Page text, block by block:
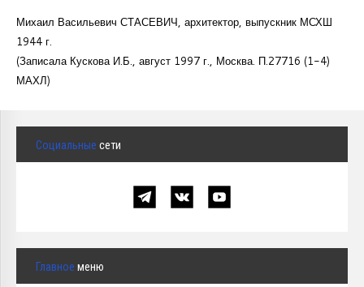
Михаил Васильевич СТАСЕВИЧ, архитектор, выпускник МСХШ
1944 г.
(Записала Кускова И.Б., август 1997 г., Москва. П.27716 (1-4)
МАХЛ)
Социальные сети
Главное меню